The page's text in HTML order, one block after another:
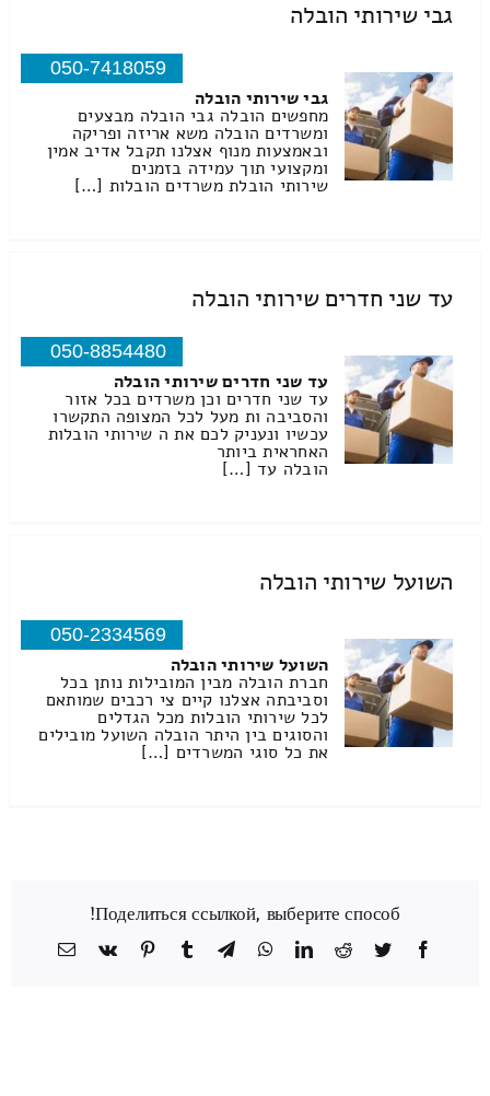
גבי שירותי הובלה
050-7418059
גבי שירותי הובלה
מחפשים הובלה גבי הובלה מבצעים
ומשרדים הובלה משא אריזה ופריקה
ובאמצעות מנוף אצלנו תקבל אדיב אמין
ומקצועי תוך עמידה בזמנים
שירותי הובלת משרדים הובלות […]
עד שני חדרים שירותי הובלה
050-8854480
עד שני חדרים שירותי הובלה
עד שני חדרים וכן משרדים בכל אזור
והסביבה ות מעל לכל המצופה התקשרו
עכשיו ונעניק לכם את ה שירותי הובלות
האחראית ביותר
הובלה עד […]
השועל שירותי הובלה
050-2334569
השועל שירותי הובלה
חברת הובלה מבין המובילות נותן בכל
וסביבתה אצלנו קיים צי רכבים שמותאם
לכל שירותי הובלות מכל הגדלים
והסוגים בין היתר הובלה השועל מובילים
את כל סוגי המשרדים […]
Поделиться ссылкой, выберите способ!
Facebook
Twitter
Reddit
LinkedIn
WhatsApp
Telegram
Tumblr
Pinterest
Vk
כתובת